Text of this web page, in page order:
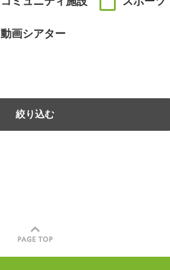
動画シアター